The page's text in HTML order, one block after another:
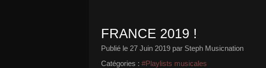
FRANCE 2019 !
Publié le 27 Juin 2019 par Steph Musicnation
Catégories : #Playlists musicales